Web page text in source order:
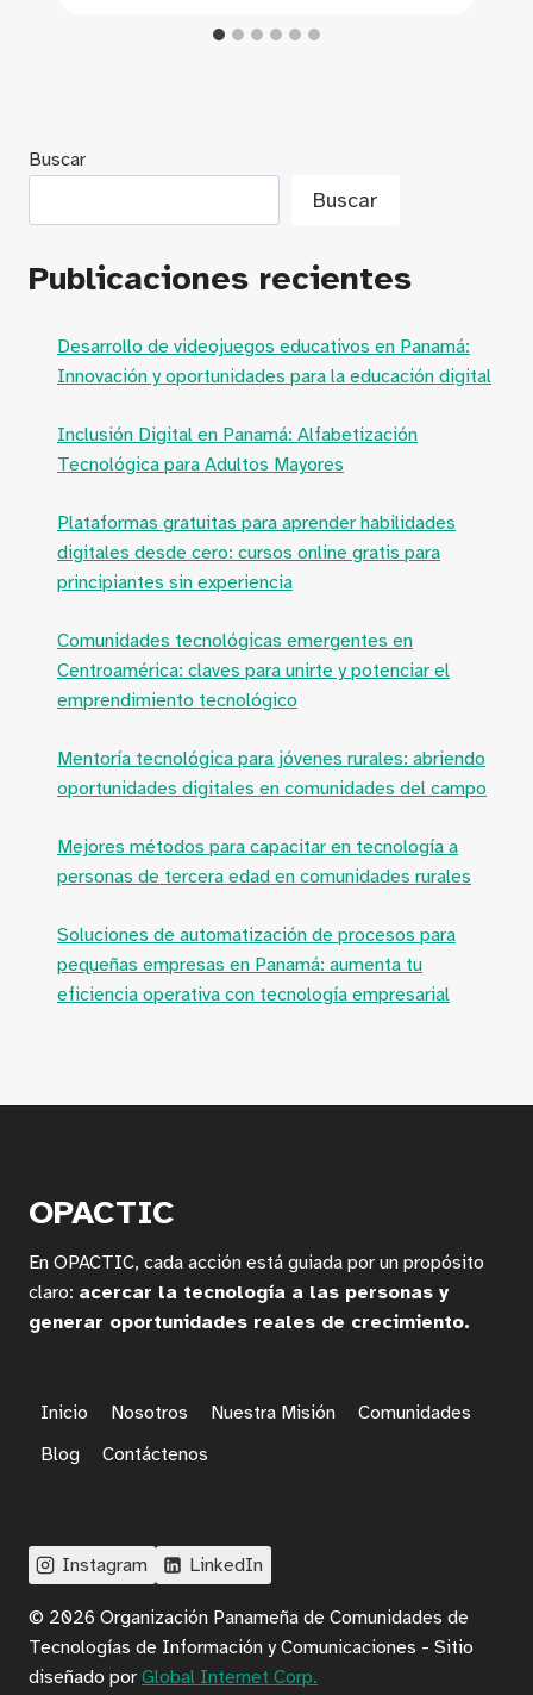
Buscar
Buscar
Publicaciones recientes
Desarrollo de videojuegos educativos en Panamá:
Innovación y oportunidades para la educación digital
Inclusión Digital en Panamá: Alfabetización
Tecnológica para Adultos Mayores
Plataformas gratuitas para aprender habilidades
digitales desde cero: cursos online gratis para
principiantes sin experiencia
Comunidades tecnológicas emergentes en
Centroamérica: claves para unirte y potenciar el
emprendimiento tecnológico
Mentoría tecnológica para jóvenes rurales: abriendo
oportunidades digitales en comunidades del campo
Mejores métodos para capacitar en tecnología a
personas de tercera edad en comunidades rurales
Soluciones de automatización de procesos para
pequeñas empresas en Panamá: aumenta tu
eficiencia operativa con tecnología empresarial
OPACTIC
En OPACTIC, cada acción está guiada por un propósito
claro: acercar la tecnología a las personas y
generar oportunidades reales de crecimiento.
Inicio Nosotros Nuestra Misión
Comunidades
Blog
Contáctenos
Instagram LinkedIn
© 2026 Organización Panameña de Comunidades de
Tecnologías de Información y Comunicaciones - Sitio
diseñado por Global Internet Corp.